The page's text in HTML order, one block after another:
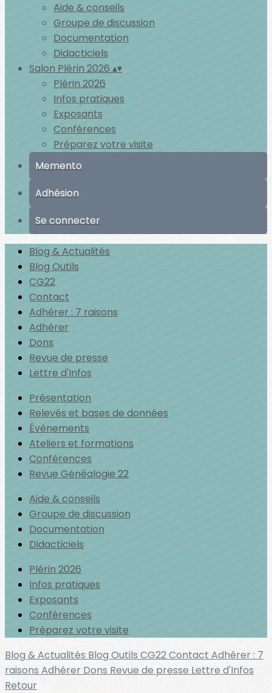
Aide & conseils
Groupe de discussion
Documentation
Didacticiels
Salon Plérin 2026 ▴▾
Plérin 2026
Infos pratiques
Exposants
Conférences
Préparez votre visite
Memento
Adhésion
Se connecter
Blog & Actualités
Blog Outils
CG22
Contact
Adhérer : 7 raisons
Adhérer
Dons
Revue de presse
Lettre d'Infos
Présentation
Relevés et bases de données
Événements
Ateliers et formations
Conférences
Revue Généalogie 22
Aide & conseils
Groupe de discussion
Documentation
Didacticiels
Plérin 2026
Infos pratiques
Exposants
Conférences
Préparez votre visite
Blog & Actualités Blog Outils CG22Contact Adhérer : 7
raisons Adhérer Dons Revue de presse Lettre d'Infos
Retour